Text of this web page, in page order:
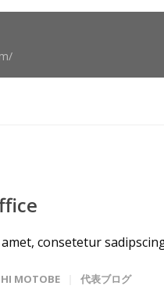
consetetur
MOTOBE 代表ブログ